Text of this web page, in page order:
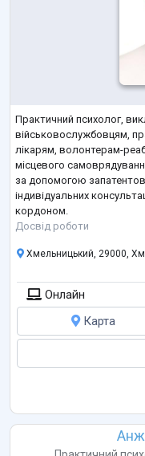
Практичний психолог,
військовослужбовцям,
лікарям, волонтерам-
місцевого
за допомогою
індивідуальних
кордоном.
Досвід роботи
Хмельницький, 29000,
Онлайн
Карта